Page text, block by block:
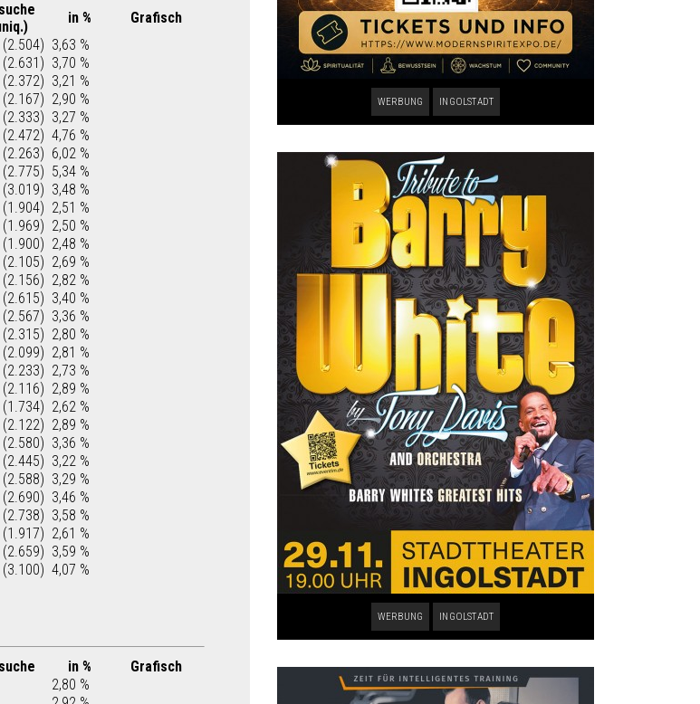
in %
Grafisch
3,63 %
3,70 %
3,21 %
2,90 %
3,27 %
4,76 %
6,02 %
5,34 %
3,48 %
2,51 %
2,50 %
2,48 %
2,69 %
2,82 %
3,40 %
3,36 %
2,80 %
2,81 %
2,73 %
2,89 %
2,62 %
2,89 %
3,36 %
3,22 %
3,29 %
3,46 %
3,58 %
2,61 %
3,59 %
4,07 %
in %
Grafisch
2,80 %
WERBUNG INGOLSTADT
WERBUNG INGOLSTADT